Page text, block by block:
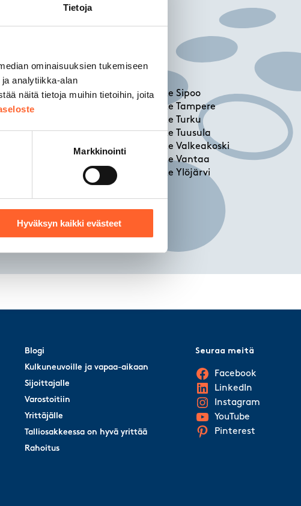
Tietoja
ominaisuuksien tukemiseen
analytiikka-alan
näitä tietoja muihin tietoihin, joita
Markkinointi
Hyväksyn kaikki evästeet
Talliosake Sipoo
Talliosake Tampere
Talliosake Turku
Talliosake Tuusula
Talliosake Valkeakoski
Talliosake Vantaa
Talliosake Ylöjärvi
Blogi
Kulkuneuvoille ja vapaa-aikaan
Sijoittajalle
Varostoitiin
Yrittäjälle
Talliosakkeessa on hyvä yrittää
Rahoitus
Seuraa meitä
Facebook
LinkedIn
Instagram
YouTube
Pinterest
Blogi
Kulkuneuvoille ja vapaa-aikaan
Sijoittajalle
Varostoitiin
Yrittäjälle
Talliosakkeessa on hyvä yrittää
Rahoitus